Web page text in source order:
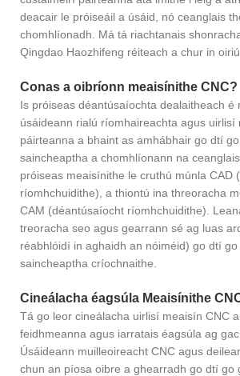
deacair le próiseáil a úsáid, nó ceanglais
chomhlíonadh. Má tá riachtanais
Qingdao Haozhifeng réiteach a chur in
Conas a oibríonn meaisínithe CNC?
Is próiseas déantúsaíochta dealaitheach é
úsáideann rialú ríomhaireachta agus uirlisí
páirteanna a bhaint as amhábhair go dtí
saincheaptha a chomhlíonann na
próiseas meaisínithe le cruthú múnla CAD
ríomhchuidithe), a thiontú ina threoracha
CAM (déantúsaíocht ríomhchuidithe).
treoracha seo agus gearrann sé ag luas
réabhlóidí in aghaidh an nóiméid) go dtí
saincheaptha críochnaithe.
Cineálacha éagsúla Meaisínithe
Tá go leor cineálacha uirlisí meaisín CNC
feidhmeanna agus iarratais éagsúla ag
Úsáideann muilleoireacht CNC agus
chun an píosa oibre a ghearradh go dtí go